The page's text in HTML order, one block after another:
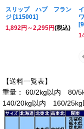
スリップ ハブ フラン
ジ [115001]
1,892円 ～2,295円(税込)
[
【送料一覧表】
重量： 60/2kg以内 80/
140/20kg以内 160/25kg